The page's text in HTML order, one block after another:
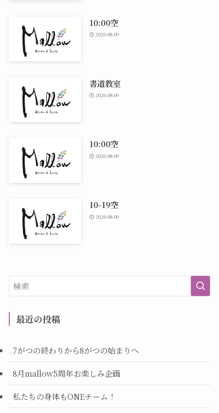
10:00空
2026-08-09
書道教室
2026-08-09
10:00空
2026-08-09
10-19空
2026-08-09
最近の投稿
7がつの終わりから8がつの始まりへ
8月mallow5周年お楽しみ企画
私たちの身体もONEチーム！